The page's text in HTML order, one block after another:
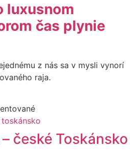
luxusnom
čas plynie
z nás sa v mysli vynorí
raja.
české Toskánsko